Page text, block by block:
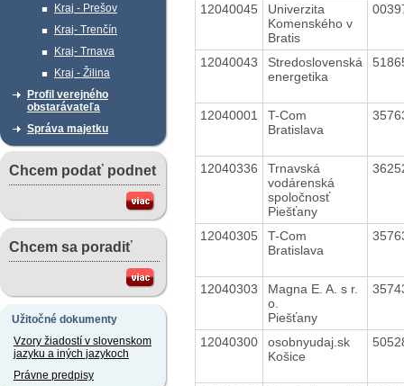
Kraj - Prešov
Kraj- Trenčín
Kraj- Trnava
Kraj - Žilina
Profil verejného
obstarávateľa
Správa majetku
Chcem podať podnet
Chcem sa poradiť
Užitočné dokumenty
Vzory žiadostí v slovenskom
jazyku a iných jazykoch
Právne predpisy
12040045
Univerzita
Komenského v
Bratis
12040043
Stredoslovenská
energetika
12040001
T-Com
Bratislava
12040336
Trnavská
vodárenská
spoločnosť
Piešťany
12040305
T-Com
Bratislava
12040303
Magna E. A. s r.
o.
Piešťany
12040300
osobnyudaj.sk
Košice